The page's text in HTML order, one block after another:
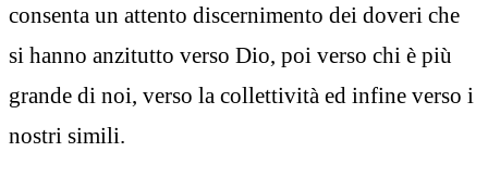
consenta un attento discernimento dei doveri che
si hanno anzitutto verso Dio, poi verso chi è più
grande di noi, verso la collettività ed infine verso i
nostri simili.